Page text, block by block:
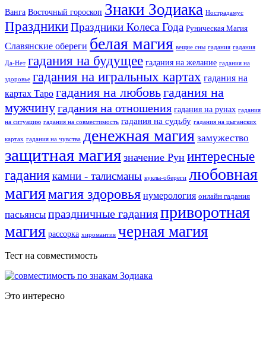
Ванга Восточный гороскоп Знаки Зодиака Нострадамус
ПраздникиПраздники Колеса Года Руническая Магия
Славянские обереги белая магия вещие сны гадания гадания
Да-Нет гадания на будущее гадания на желание гадания на
здоровье гадания на игральных картах гадания на
картах Таро гадания на любовьгадания на
мужчинугадания на отношения гадания на рунах гадания
на ситуацию гадания на совместимость гадания на судьбу гадания на цыганских
картах гадания на чувства денежная магия замужество
защитная магия значение Рун интересные
гадания камни - талисманы куклы-обереги любовная
магиямагия здоровья нумерология онлайн гадания
пасьянсы праздничные гаданияприворотная
магия рассорка хиромантия черная магия
Тест на совместимость
Это интересно